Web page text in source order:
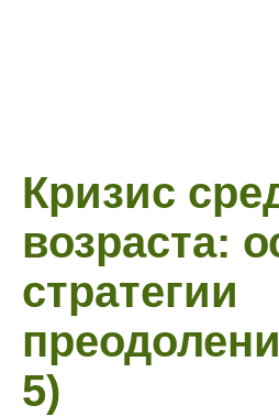
Кризис
возраста:
стратегии
5)